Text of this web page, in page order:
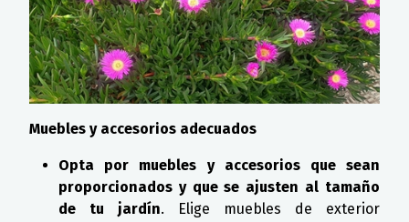
Muebles y accesorios adecuados
Opta por muebles y accesorios que sean
proporcionados y que se ajusten al tamaño
de tu jardín. Elige muebles de exterior